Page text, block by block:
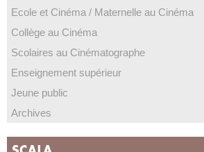
Ecole et Cinéma / Maternelle au Cinéma
Collège au Cinéma
Scolaires au Cinématographe
Enseignement supérieur
Jeune public
Archives